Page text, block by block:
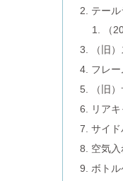
テール
（
（旧
フレ
（旧
リア
サイ
空気入
ボト